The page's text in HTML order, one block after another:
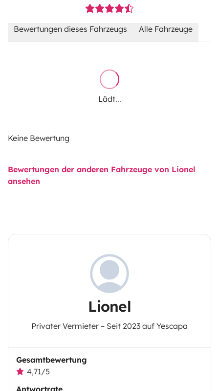
Bewertungen dieses Fahrzeugs Alle Fahrzeuge
Lädt...
Keine Bewertung
Bewertungen der anderen Fahrzeuge von Lionel
ansehen
Lionel
Privater Vermieter – Seit 2023 auf Yescapa
Gesamtbewertung
4,71/5
Antwortrate